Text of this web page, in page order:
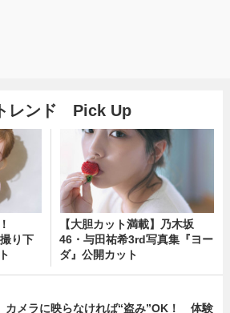
レンド Pick Up
り下
【大胆カット満載】乃木坂
46・与田祐希3rd写真集『ヨー
ダ』公開カット
カメラに映らなければ“盗み”OK！ 体験